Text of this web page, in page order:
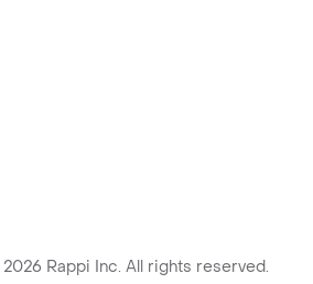
2026 Rappi Inc. All rights reserved.